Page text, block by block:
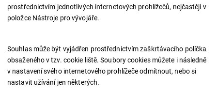
prostřednictvím jednotlivých internetových prohlížečů, nejčastěji v
položce Nástroje pro vývojáře.
Souhlas může být vyjádřen prostřednictvím zaškrtávacího políčka
obsaženého v tzv. cookie liště. Soubory cookies můžete i následně
v nastavení svého internetového prohlížeče odmítnout, nebo si
nastavit užívání jen některých.